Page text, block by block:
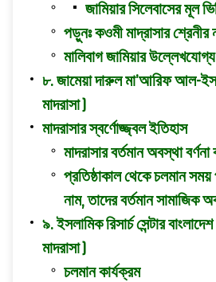
জামিয়ার সিলেবাসের মূল
পড়ুনঃ কওমী মাদ্রাসার
মালিবাগ জামিয়ার
৮. জামেয়া দারুল মা’আরিফ আল-
মাদরাসা )
মাদরাসার স্বর্ণোজ্জ্বল ইতিহাস
মাদরাসার বর্তমান অবস্থা
প্রতিষ্ঠাকাল থেকে চলমান সময়
নাম, তাদের বর্তমান সামাজিক
৯. ইসলামিক রিসার্চ সেন্টার
মাদরাসা )
চলমান কার্যক্রম